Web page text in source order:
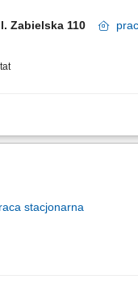
Zabielska 110
obsługa
stacjonarna